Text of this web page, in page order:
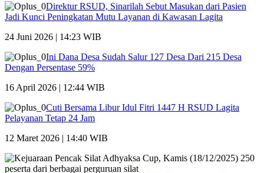
Direktur RSUD, Sinarilah Sebut Masukan dari Pasien
Jadi Kunci Peningkatan Mutu Layanan di Kawasan Lagita
24 Juni 2026 | 14:23 WIB
Ini Dana Desa Sudah Salur 127 Desa Dari 215 Desa
Dengan Persentase 59%
16 April 2026 | 12:44 WIB
Cuti Bersama Libur Idul Fitri 1447 H RSUD Lagita
Pelayanan Tetap 24 Jam
12 Maret 2026 | 14:40 WIB